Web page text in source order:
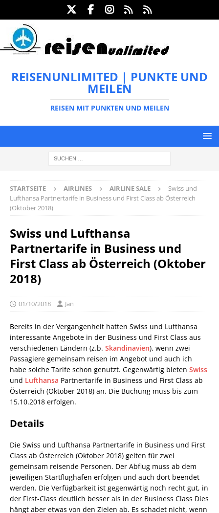
REISENUNLIMITED | PUNKTE UND
MEILEN
REISEN MIT PUNKTEN UND MEILEN
STARTSEITE AIRLINES AIRLINE SALE
Swiss und
Lufthansa Partnertarife in Business und First Class ab Österreich
(Oktober 2018)
Swiss und Lufthansa
Partnertarife in Business und
First Class ab Österreich (Oktober
2018)
01/10/2018 Jan
Bereits in der Vergangenheit hatten Swiss und Lufthansa
interessante Angebote in der Business und First Class aus
verschiedenen Ländern (z.b. Skandinavien), wenn zwei
Passagiere gemeinsam reisen im Angebot und auch ich
habe solche Tarife schon genutzt. Gegenwärtig bieten Swiss
und Lufthansa Partnertarife in Business und First Class ab
Österreich (Oktober 2018) an. Die Buchung muss bis zum
15.10.2018 erfolgen.
Details
Die Swiss und Lufthansa Partnertarife in Business und First
Class ab Österreich (Oktober 2018) gelten für zwei
gemeinsam reisende Personen. Der Abflug muss ab dem
jeweiligen Startflughafen erfolgen und auch dort beendet
werden. Die Verfügbarkeit ist gegenwärtig noch recht gut, in
der First-Class deutlich besser als in der Business Class Dies
hängt aber etwas von den Zielen ab. Es schadet nicht, wenn